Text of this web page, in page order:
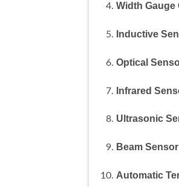
Width Gauge
Inductive
Optical
Infrared
Ultrasonic
Beam Sensor
Automatic